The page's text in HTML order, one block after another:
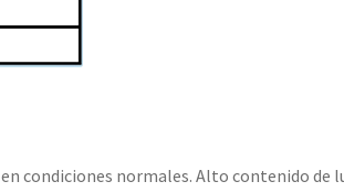
condiciones normales. Alto contenido de